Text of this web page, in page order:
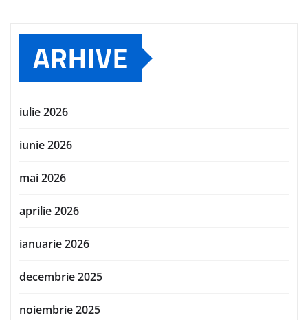
ARHIVE
iulie 2026
iunie 2026
mai 2026
aprilie 2026
ianuarie 2026
decembrie 2025
noiembrie 2025